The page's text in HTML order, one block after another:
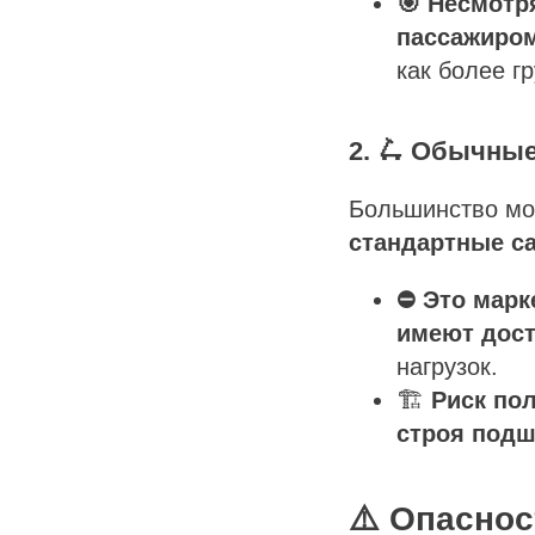
как более
2. 🛴
Большинство
стандартные
⛔ Это
имеют
нагрузок.
🏗️ Риск
строя
⚠️